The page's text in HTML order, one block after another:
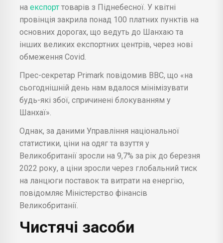
на експорт товарів з Піднебесної. У квітні
провінція закрила понад 100 платних пунктів на
основних дорогах, що ведуть до Шанхаю та
інших великих експортних центрів, через нові
обмеження Covid.
Прес-секретар Primark повідомив BBC, що «на
сьогоднішній день нам вдалося мінімізувати
будь-які збої, спричинені блокуванням у
Шанхаї».
Однак, за даними Управління національної
статистики, ціни на одяг та взуття у
Великобританії зросли на 9,7% за рік до березня
2022 року, а ціни зросли через глобальний тиск
на ланцюги поставок та витрати на енергію,
повідомляє Міністерство фінансів
Великобританії.
Чистячі засоби